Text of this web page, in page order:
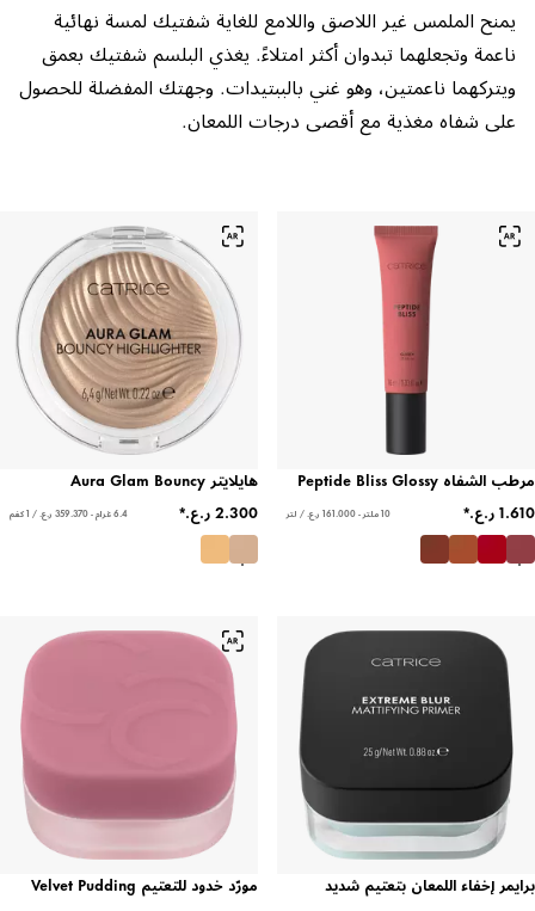
يمنح الملمس غير اللاصق واللامع للغاية شفتيك لمسة نهائية
ناعمة وتجعلهما تبدوان أكثر امتلاءً. يغذي البلسم شفتيك بعمق
ويتركهما ناعمتين، وهو غني بالببتيدات. وجهتك المفضلة للحصول
على شفاه مغذية مع أقصى درجات اللمعان.
مرطب الشفاه Peptide Bliss Glossy
10 ملتر - ‏161.000 ر.ع.‏ / لتر
هايلايتر Aura Glam Bouncy
6.4 غرام - ‏359.370 ر.ع.‏ / 1 كغم
برايمر إخفاء اللمعان بتعتيم شديد
مورّد خدود للتعتيم Velvet Pudding